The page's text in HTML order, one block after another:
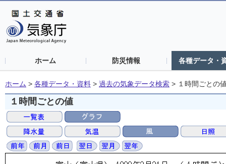
ホーム 防災情報 各種データ・
ホーム > 各種データ・資料 > 過去の気象データ検索 > １時間ごとの
１時間ごとの値